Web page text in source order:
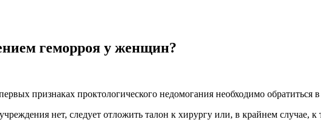
геморроя у женщин?
признаках проктологического недомогания необходимо обратиться
нет, следует отложить талон к хирургу или, в крайнем случае, к